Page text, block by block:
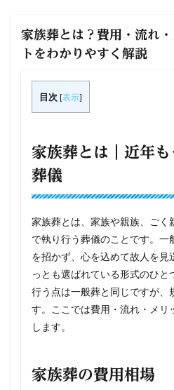
家族葬とは？費用・流れ
トをわかりやすく解説
目次 [表示]
家族葬とは｜近年
葬儀
家族葬とは、家族や親族、ごく
で執り行う葬儀のことです。一
を招かず、心を込めて故人を見
っとも選ばれている形式のひと
行う点は一般葬と同じですが、
す。ここでは費用・流れ・メリ
します。
家族葬の費用相場